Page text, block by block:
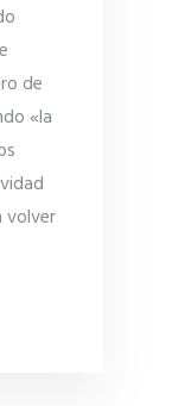
de
«la
volver